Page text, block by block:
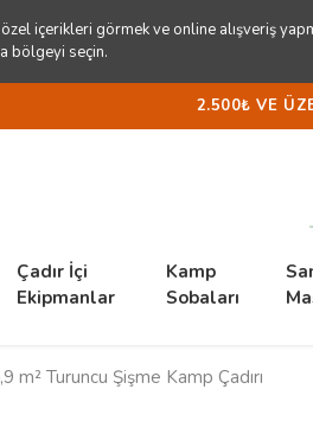
içerikleri görmek ve online alışveriş
bölgeyi seçin.
2.500₺ VE
Çadır İçi
Ekipmanlar
Kamp
Sobaları
Turuncu Şişme Kamp Çadırı